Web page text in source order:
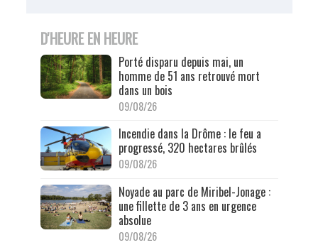
D'HEURE EN HEURE
Porté disparu depuis mai, un
homme de 51 ans retrouvé mort
dans un bois
09/08/26
Incendie dans la Drôme : le feu a
progressé, 320 hectares brûlés
09/08/26
Noyade au parc de Miribel-Jonage :
une fillette de 3 ans en urgence
absolue
09/08/26